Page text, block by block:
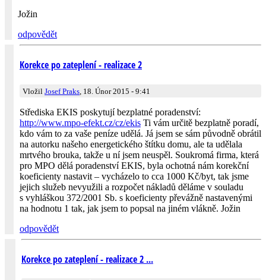
Jožin
odpovědět
Korekce po zateplení - realizace 2
Vložil Josef Praks , 18. Únor 2015 - 9:41
Střediska EKIS poskytují bezplatné poradenství:
http://www.mpo-efekt.cz/cz/ekis Ti vám určitě bezplatně poradí,
kdo vám to za vaše peníze udělá. Já jsem se sám původně obrátil
na autorku našeho energetického štítku domu, ale ta udělala
mrtvého brouka, takže u ní jsem neuspěl. Soukromá firma, která
pro MPO dělá poradenství EKIS, byla ochotná nám korekční
koeficienty nastavit – vycházelo to cca 1000 Kč/byt, tak jsme
jejich služeb nevyužili a rozpočet nákladů děláme v souladu
s vyhláškou 372/2001 Sb. s koeficienty převážně nastavenými
na hodnotu 1 tak, jak jsem to popsal na jiném vlákně. Jožin
odpovědět
Korekce po zateplení - realizace 2 ...